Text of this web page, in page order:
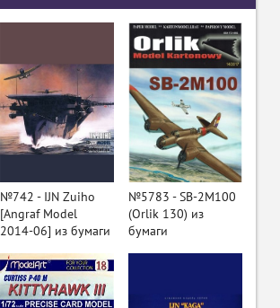
№742 - IJN Zuiho
[Angraf Model
2014-06] из бумаги
№5783 - SB-2M100
(Orlik 130) из
бумаги